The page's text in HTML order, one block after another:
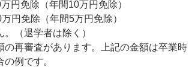
免除（年間10万円免除）
免除（年間5万円免除）
（退学者は除く）
再審査があります。上記の金額は卒業時
例です。